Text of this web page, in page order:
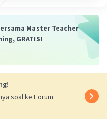
kesehatan secara
gaya hidup sehat, menjaga
pikiran, dan sosial, serta
Balas
Master Teacher
GRATIS!
soal ke Forum